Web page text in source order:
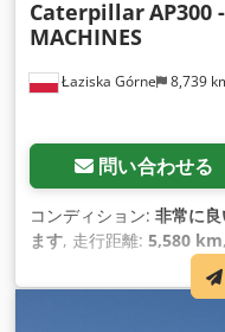
Łaziska Górne 8,739
CaterpillarAP300
MACHINES
問い合わせる
コンディション: 非常に良
ます, 走行距離: 5,580 km
, 色:
ム）, 空車重量:6,600 kg